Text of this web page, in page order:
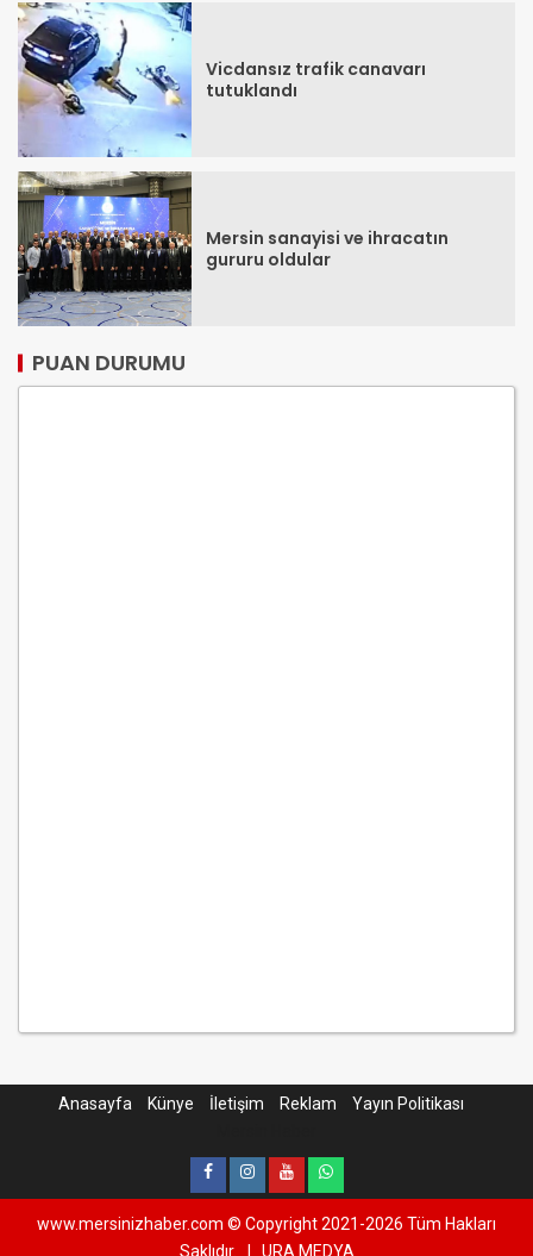
Vicdansız trafik canavarı
tutuklandı
Mersin sanayisi ve ihracatın
gururu oldular
PUAN DURUMU
Anasayfa Künye İletişim Reklam
Yayın Politikası
www.mersinizhaber.com © Copyright 2021-2026 Tüm Hakları
Saklıdır.
URA MEDYA